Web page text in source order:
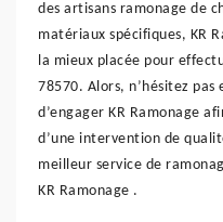
des artisans ramonage de
matériaux spécifiques, KR
la mieux placée pour
78570. Alors, n’hésitez
d’engager KR Ramonage
d’une intervention de
meilleur service de
KR Ramonage .